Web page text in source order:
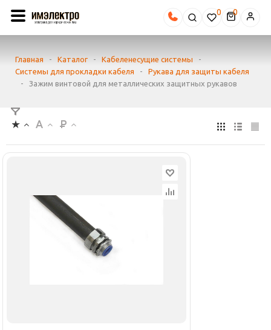
0
Главная - Каталог - Кабеленесущие системы
-
Системы для прокладки кабеля
-
Рукава для защиты кабеля
-
Зажим винтовой для металлических защитных рукавов